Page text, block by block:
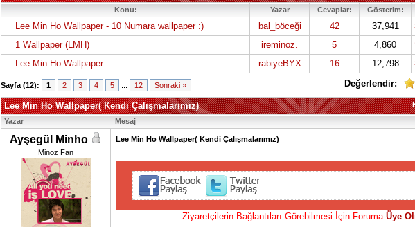
Konu: Yazar Cevaplar: Gösterim:
Lee Min Ho Wallpaper - 10 Numara wallpaper :) bal_böceği 42 37,941
1 Wallpaper (LMH) ireminoz. 5 4,860
Lee Min Ho Wallpaper rabiyeBYX 16 12,798
Sayfa (12): 1 2 3 4 5 12 Sonraki » Değerlendir:
Lee Min Ho Wallpaper( Kendi Çalışmalarımız)
Yazar Mesaj
Ayşegül Minho
Minoz Fan
Lee Min Ho Wallpaper( Kendi Çalışmalarımız)
Ziyaretçilerin Bağlantıları Görebilmesi İçin Foruma Üye Ol